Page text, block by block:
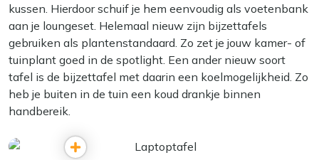
kussen. Hierdoor schuif je hem eenvoudig als voetenbank
aan je loungeset. Helemaal nieuw zijn bijzettafels
gebruiken als plantenstandaard. Zo zet je jouw kamer- of
tuinplant goed in de spotlight. Een ander nieuw soort
tafel is de bijzettafel met daarin een koelmogelijkheid. Zo
heb je buiten in de tuin een koud drankje binnen
handbereik.